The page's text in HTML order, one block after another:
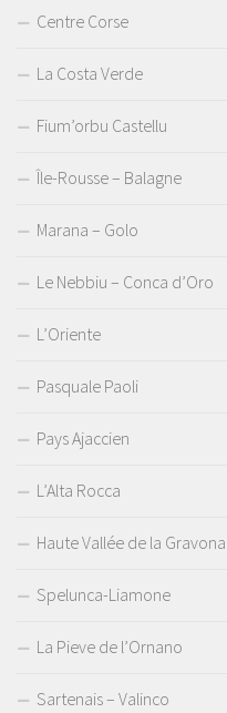
Centre Corse
La Costa Verde
Fium’orbu Castellu
Île-Rousse – Balagne
Marana – Golo
Le Nebbiu – Conca d’Oro
L’Oriente
Pasquale Paoli
Pays Ajaccien
L’Alta Rocca
Haute Vallée de la Gravona
Spelunca-Liamone
La Pieve de l’Ornano
Sartenais – Valinco